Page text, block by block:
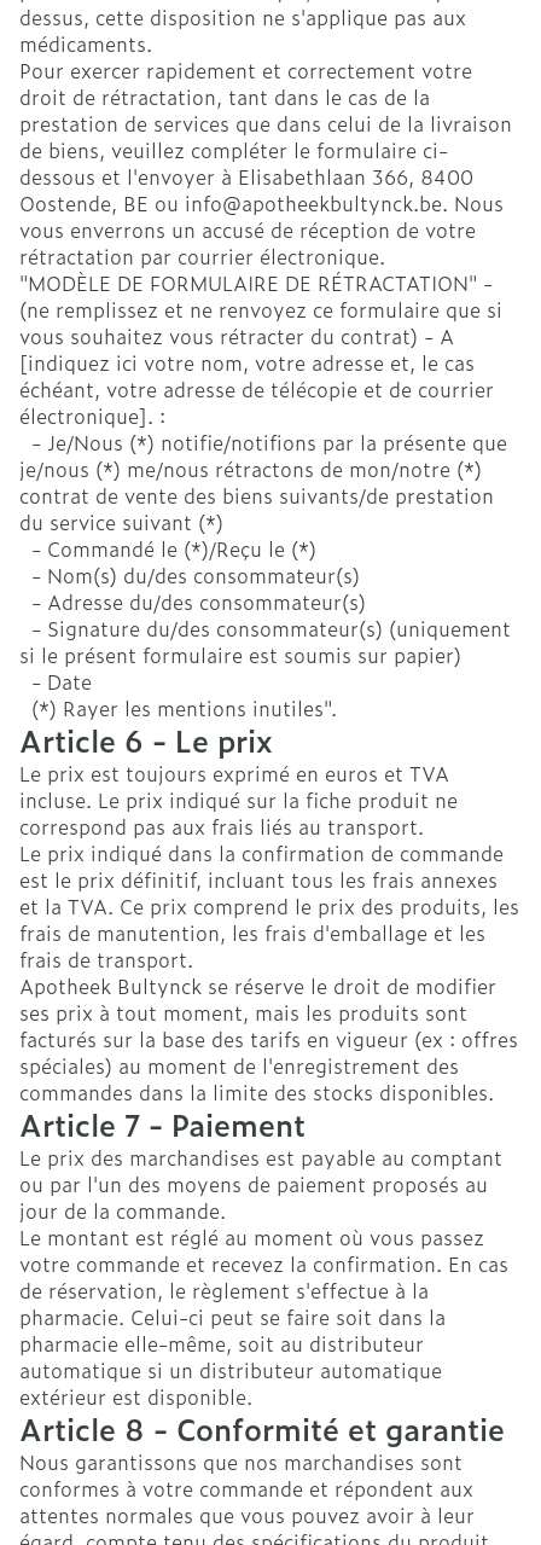
dessus, cette disposition ne s'applique pas aux
médicaments.
Pour exercer rapidement et correctement votre
droit de rétractation, tant dans le cas de la
prestation de services que dans celui de la livraison
de biens, veuillez compléter le formulaire ci-
dessous et l'envoyer à Elisabethlaan 366, 8400
Oostende, BE ou info@apotheekbultynck.be. Nous
vous enverrons un accusé de réception de votre
rétractation par courrier électronique.
"MODÈLE DE FORMULAIRE DE RÉTRACTATION" -
(ne remplissez et ne renvoyez ce formulaire que si
vous souhaitez vous rétracter du contrat) - A
[indiquez ici votre nom, votre adresse et, le cas
échéant, votre adresse de télécopie et de courrier
électronique]. :
- Je/Nous (*) notifie/notifions par la présente que
je/nous (*) me/nous rétractons de mon/notre (*)
contrat de vente des biens suivants/de prestation
du service suivant (*)
- Commandé le (*)/Reçu le (*)
- Nom(s) du/des consommateur(s)
- Adresse du/des consommateur(s)
- Signature du/des consommateur(s) (uniquement
si le présent formulaire est soumis sur papier)
- Date
(*) Rayer les mentions inutiles".
Article 6 - Le prix
Le prix est toujours exprimé en euros et TVA
incluse. Le prix indiqué sur la fiche produit ne
correspond pas aux frais liés au transport.
Le prix indiqué dans la confirmation de commande
est le prix définitif, incluant tous les frais annexes
et la TVA. Ce prix comprend le prix des produits, les
frais de manutention, les frais d'emballage et les
frais de transport.
Apotheek Bultynck se réserve le droit de modifier
ses prix à tout moment, mais les produits sont
facturés sur la base des tarifs en vigueur (ex : offres
spéciales) au moment de l'enregistrement des
commandes dans la limite des stocks disponibles.
Article 7 - Paiement
Le prix des marchandises est payable au comptant
ou par l'un des moyens de paiement proposés au
jour de la commande.
Le montant est réglé au moment où vous passez
votre commande et recevez la confirmation. En cas
de réservation, le règlement s'effectue à la
pharmacie. Celui-ci peut se faire soit dans la
pharmacie elle-même, soit au distributeur
automatique si un distributeur automatique
extérieur est disponible.
Article 8 - Conformité et garantie
Nous garantissons que nos marchandises sont
conformes à votre commande et répondent aux
attentes normales que vous pouvez avoir à leur